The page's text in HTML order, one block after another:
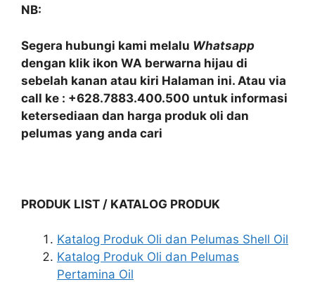
NB:
Segera hubungi kami melalu Whatsapp
dengan klik ikon WA berwarna hijau di
sebelah kanan atau kiri Halaman ini. Atau via
call ke : +628.7883.400.500 untuk informasi
ketersediaan dan harga produk oli dan
pelumas yang anda cari
PRODUK LIST / KATALOG PRODUK
Katalog Produk Oli dan Pelumas Shell Oil
Katalog Produk Oli dan Pelumas
Pertamina Oil